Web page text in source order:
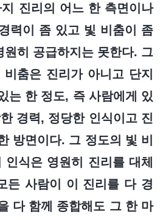
진리의 어느 한 측면이나
력이 좀 있고 빛 비춤이 좀
원히 공급하지는 못한다. 그
춤은 진리가 아니고 단지
는 한 정도, 즉 사람에게 있
경력, 정당한 인식이고 진
방면이다. 그 정도의 빛 비
인식은 영원히 진리를 대체
든 사람이 이 진리를 다 경
다 함께 종합해도 그 한 마